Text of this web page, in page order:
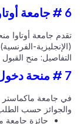
جامعة أوتاوا منحا
الفرنسية)
منح القبول
جامعة ماكماستر ،
حسب الطلب.